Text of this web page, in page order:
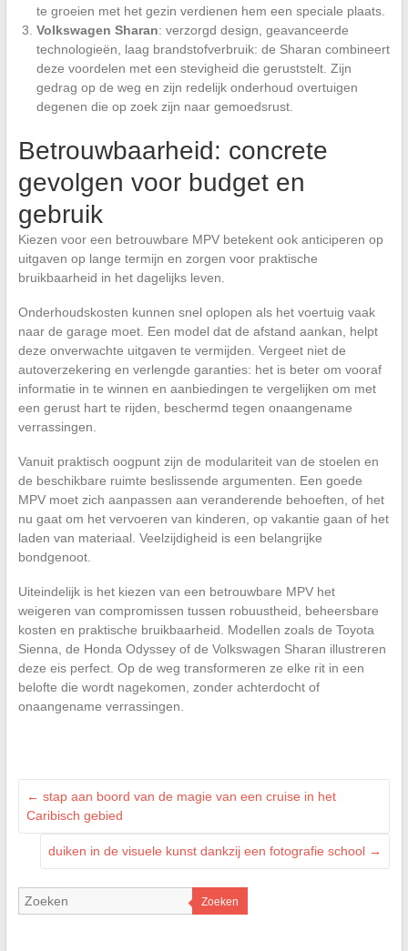
te groeien met het gezin verdienen hem een speciale plaats.
Volkswagen Sharan: verzorgd design, geavanceerde
technologieën, laag brandstofverbruik: de Sharan combineert
deze voordelen met een stevigheid die geruststelt. Zijn
gedrag op de weg en zijn redelijk onderhoud overtuigen
degenen die op zoek zijn naar gemoedsrust.
Betrouwbaarheid: concrete
gevolgen voor budget en
gebruik
Kiezen voor een betrouwbare MPV betekent ook anticiperen op
uitgaven op lange termijn en zorgen voor praktische
bruikbaarheid in het dagelijks leven.
Onderhoudskosten kunnen snel oplopen als het voertuig vaak
naar de garage moet. Een model dat de afstand aankan, helpt
deze onverwachte uitgaven te vermijden. Vergeet niet de
autoverzekering en verlengde garanties: het is beter om vooraf
informatie in te winnen en aanbiedingen te vergelijken om met
een gerust hart te rijden, beschermd tegen onaangename
verrassingen.
Vanuit praktisch oogpunt zijn de modulariteit van de stoelen en
de beschikbare ruimte beslissende argumenten. Een goede
MPV moet zich aanpassen aan veranderende behoeften, of het
nu gaat om het vervoeren van kinderen, op vakantie gaan of het
laden van materiaal. Veelzijdigheid is een belangrijke
bondgenoot.
Uiteindelijk is het kiezen van een betrouwbare MPV het
weigeren van compromissen tussen robuustheid, beheersbare
kosten en praktische bruikbaarheid. Modellen zoals de Toyota
Sienna, de Honda Odyssey of de Volkswagen Sharan illustreren
deze eis perfect. Op de weg transformeren ze elke rit in een
belofte die wordt nagekomen, zonder achterdocht of
onaangename verrassingen.
← stap aan boord van de magie van een cruise in het
Caribisch gebied
duiken in de visuele kunst dankzij een fotografie school →
Zoeken